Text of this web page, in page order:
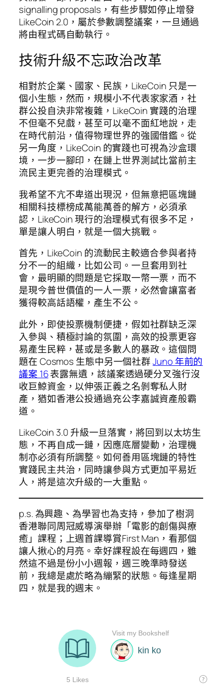
signalling proposals，有些步驟如停止增發
LikeCoin 2.0，屬於參數調整議案，一旦通過
將由程式碼自動執行。
技術升級不忘政治改革
相對於企業、國家、民族，LikeCoin 只是一
個小生態，然而，規模小不代表家家酒，社
群公投自決非常複雜，LikeCoin 實踐的治理
不但毫不兒戲，甚至可以毫不面紅地說，走
在時代前沿，值得物理世界的強國借鑑。從
另一角度，LikeCoin 的實踐也可視為沙盒環
境，一步一腳印，在鏈上世界測試比當前主
流民主更完善的治理模式。
我希望不亢不卑道出現況，但無意把區塊鏈
相關科技標榜成萬能萬善的解方，必須承
認，LikeCoin 現行的治理模式有很多不足，
單是讓人明白，就是一個大挑戰。
首先，LikeCoin 的流動民主較適合參與者持
分不一的組織，比如公司。一旦套用到社
會，最明顯的問題是它採取一幣一票，而不
是現今普世價值的一人一票，必然會讓富者
獲得較高話語權，產生不公。
此外，即使投票機制便捷，假如社群缺乏深
入參與、積極討論的氛圍，高效的投票更容
易產生民粹，甚或是多數人的暴政。這個問
題在 Cosmos 生態中另一個社群Juno 年前的
議案 16表露無遺，該議案透過硬分叉強行沒
收巨鯨資金，以伸張正義之名剝奪私人財
產，猶如香港公投通過充公李嘉誠資產般霸
道。
LikeCoin 3.0 升級一旦落實，將回到以太坊生
態，不再自成一鏈，因應底層變動，治理機
制亦必須有所調整。如何善用區塊鏈的特性
實踐民主共治，同時讓參與方式更加平易近
人，將是這次升級的一大重點。
p.s. 為興趣、為學習也為支持，參加了樹洞
香港聯同周冠威導演舉辦「電影的創傷與療
癒」課程；上週首課導賞First Man ，看那個
讓人揪心的月亮。幸好課程設在每週四，雖
然這不過是份小小週報，週三晚準時發送
前，我總是處於略為繃緊的狀態。每逢星期
四，就是我的週末。